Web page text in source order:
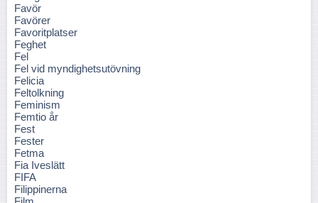
Favör
Favörer
Favoritplatser
Feghet
Fel
Fel vid myndighetsutövning
Felicia
Feltolkning
Feminism
Femtio år
Fest
Fester
Fetma
Fia Iveslätt
FIFA
Filippinerna